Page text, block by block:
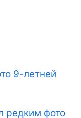
9-летней
редким фото